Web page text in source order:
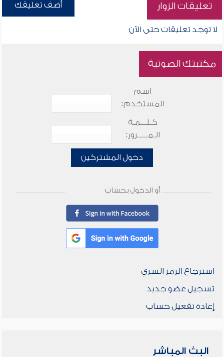
تعليقات الزوار أضف تعليقك
لا توجد تعليقات حتى الآن
مكتبتك الصوتية
اسم
المستخدم:
كـلـــمـة
الـمـــــرور:
دخول المشتركين
أو الدخول بحساب
استرجاع الرمز السري
تسجيل عضو جديد
إعادة تفعيل حساب
البث المباشر